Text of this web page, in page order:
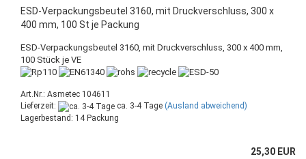
ESD-Verpackungsbeutel 3160, mit Druckverschluss, 300 x
400 mm, 100 St je Packung
ESD-Verpackungsbeutel 3160, mit Druckverschluss, 300 x 400 mm,
100 Stück je VE
Art.Nr.: Asmetec 104611
Lieferzeit:
ca. 3-4 Tage (Ausland abweichend)
Lagerbestand: 14 Packung
25,30 EUR